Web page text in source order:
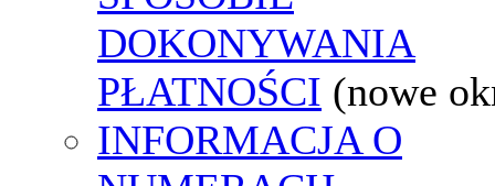
DOKONYWANIA
PŁATNOŚCI (nowe
INFORMACJA O